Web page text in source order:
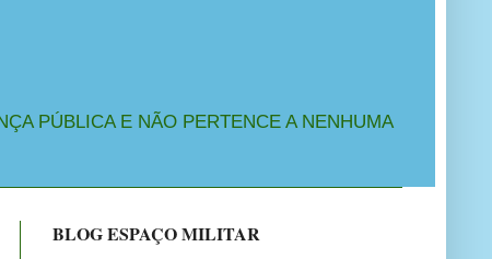
PÚBLICA E NÃO PERTENCE A NENHUMA
BLOG ESPAÇO MILITAR